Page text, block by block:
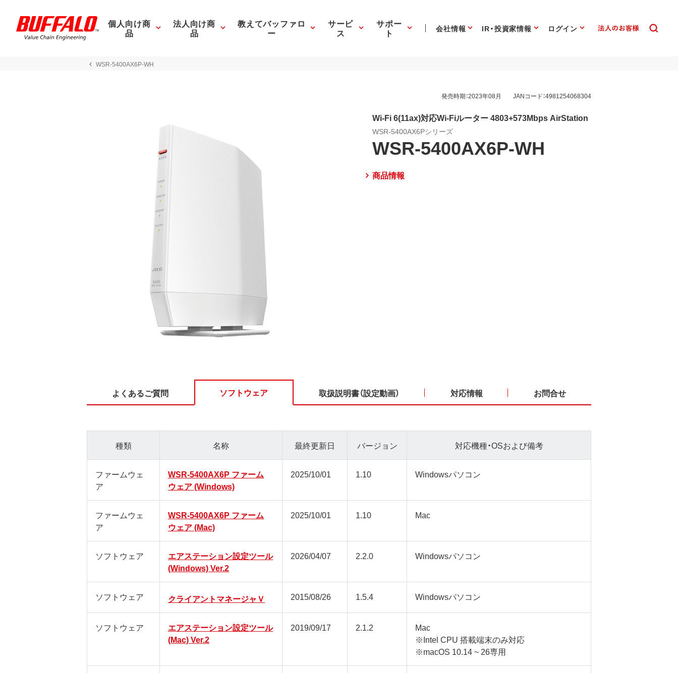
個人向け商
品
法人向け商
品
教えてバッファロ
ー
サービ
ス
サポー
ト 会社情報 IR・投資家情報 ログイン
WSR-5400AX6P-WH
発売時期：2023年08月 JANコード：4981254068304
Wi-Fi 6(11ax)対応Wi-Fiルーター 4803+573Mbps AirStation
WSR-5400AX6Pシリーズ
WSR-5400AX6P-WH
商品情報
よくあるご質問 ソフトウェア 取扱説明書（設定動画） 対応情報 お問合せ
種類 名称 最終更新日 バージョン 対応機種・OSおよび備考
ファームウェ
ア
WSR-5400AX6P ファーム
ウェア (Windows)
2025/10/01 1.10 Windowsパソコン
ファームウェ
ア
WSR-5400AX6P ファーム
ウェア (Mac)
2025/10/01 1.10 Mac
ソフトウェア
エアステーション設定ツール
(Windows) Ver.2
2026/04/07 2.2.0 Windowsパソコン
ソフトウェア クライアントマネージャＶ 2015/08/26 1.5.4 Windowsパソコン
ソフトウェア
エアステーション設定ツール
(Mac) Ver.2
2019/09/17 2.1.2
Mac
※Intel CPU 搭載端末のみ対応
※macOS 10.14 ~ 26専用